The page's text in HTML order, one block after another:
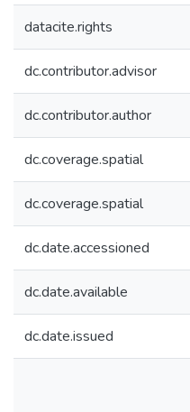
datacite.rights
dc.contributor.advisor
dc.contributor.author
dc.coverage.spatial
dc.coverage.spatial
dc.date.accessioned
dc.date.available
dc.date.issued